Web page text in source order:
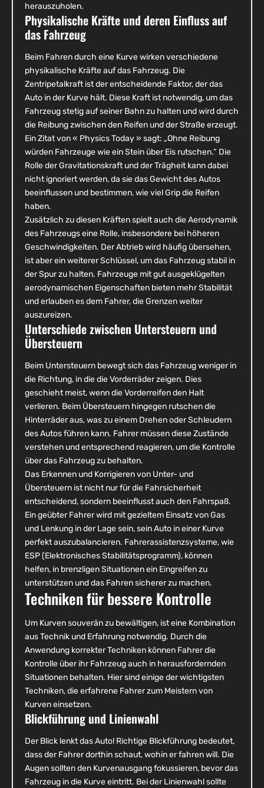
herauszuholen.
Physikalische Kräfte und deren Einfluss auf
das Fahrzeug
Beim Fahren durch eine Kurve wirken verschiedene
physikalische Kräfte auf das Fahrzeug. Die
Zentripetalkraft ist der entscheidende Faktor, der das
Auto in der Kurve hält. Diese Kraft ist notwendig, um das
Fahrzeug stetig auf seiner Bahn zu halten und wird durch
die Reibung zwischen den Reifen und der Straße erzeugt.
Ein Zitat von « Physics Today » sagt: „Ohne Reibung
würden Fahrzeuge wie ein Stein über Eis rutschen.“ Die
Rolle der Gravitationskraft und der Trägheit kann dabei
nicht ignoriert werden, da sie das Gewicht des Autos
beeinflussen und bestimmen, wie viel Grip die Reifen
haben.
Zusätzlich zu diesen Kräften spielt auch die Aerodynamik
des Fahrzeugs eine Rolle, insbesondere bei höheren
Geschwindigkeiten. Der Abtrieb wird häufig übersehen,
ist aber ein weiterer Schlüssel, um das Fahrzeug stabil in
der Spur zu halten. Fahrzeuge mit gut ausgeklügelten
aerodynamischen Eigenschaften bieten mehr Stabilität
und erlauben es dem Fahrer, die Grenzen weiter
auszureizen.
Unterschiede zwischen Untersteuern und
Übersteuern
Beim Untersteuern bewegt sich das Fahrzeug weniger in
die Richtung, in die die Vorderräder zeigen. Dies
geschieht meist, wenn die Vorderreifen den Halt
verlieren. Beim Übersteuern hingegen rutschen die
Hinterräder aus, was zu einem Drehen oder Schleudern
des Autos führen kann. Fahrer müssen diese Zustände
verstehen und entsprechend reagieren, um die Kontrolle
über das Fahrzeug zu behalten.
Das Erkennen und Korrigieren von Unter- und
Übersteuern ist nicht nur für die Fahrsicherheit
entscheidend, sondern beeinflusst auch den Fahrspaß.
Ein geübter Fahrer wird mit gezieltem Einsatz von Gas
und Lenkung in der Lage sein, sein Auto in einer Kurve
perfekt auszubalancieren. Fahrerassistenzsysteme, wie
ESP (Elektronisches Stabilitätsprogramm), können
helfen, in brenzligen Situationen ein Eingreifen zu
unterstützen und das Fahren sicherer zu machen.
Techniken für bessere Kontrolle
Um Kurven souverän zu bewältigen, ist eine Kombination
aus Technik und Erfahrung notwendig. Durch die
Anwendung korrekter Techniken können Fahrer die
Kontrolle über ihr Fahrzeug auch in herausfordernden
Situationen behalten. Hier sind einige der wichtigsten
Techniken, die erfahrene Fahrer zum Meistern von
Kurven einsetzen.
Blickführung und Linienwahl
Der Blick lenkt das Auto! Richtige Blickführung bedeutet,
dass der Fahrer dorthin schaut, wohin er fahren will. Die
Augen sollten den Kurvenausgang fokussieren, bevor das
Fahrzeug in die Kurve eintritt. Bei der Linienwahl sollte